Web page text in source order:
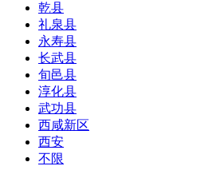
乾县
礼泉县
永寿县
长武县
旬邑县
淳化县
武功县
西咸新区
西安
不限